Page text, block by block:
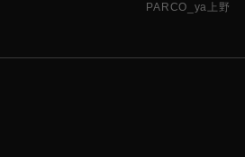
PARCO_ya上野